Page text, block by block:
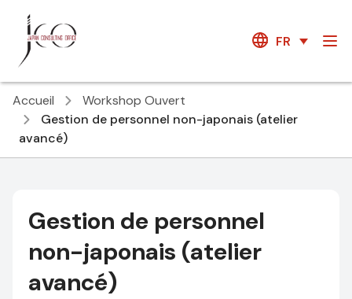
FR
Accueil
Workshop Ouvert
Gestion de personnel non-japonais (atelier
avancé)
Gestion de personnel
non-japonais (atelier
avancé)